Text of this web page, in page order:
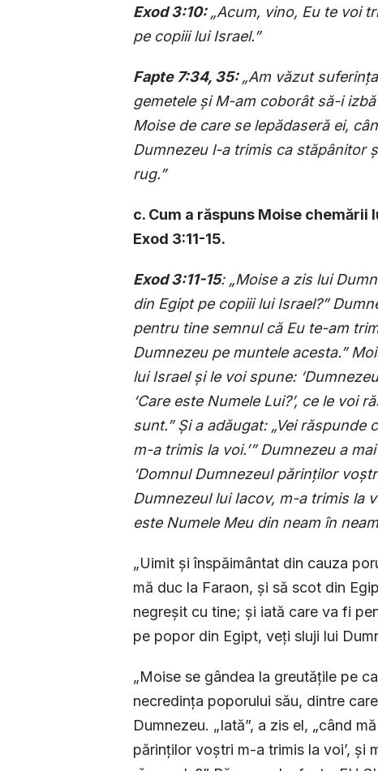
Exod 3:10: „Acum, vino, Eu te voi
pe copiii lui Israel.”
Fapte 7:34, 35: „Am văzut suferinț
gemetele și M-am coborât să-i
Moise de care se lepădaseră ei,
Dumnezeu l-a trimis ca stăpânitorș
rug.”
c. Cum a răspuns Moise chemării
Exod 3:11-15.
Exod 3:11-15: „Moise a zis lui
din Egipt pe copiii lui Israel?”
pentru tine semnul că Eu te-am
Dumnezeu pe muntele acesta.”
lui Israelși le voi spune:
‘Care este Numele Lui?’, ce le voi
sunt.”Și a adăugat: „Vei răspunde
m-a trimis la voi.’” Dumnezeu a
‘Domnul Dumnezeul părinților voș
Dumnezeul lui Iacov, m-a trimis la
este Numele Meu din neam în
„Uimit și înspăimântat din cauza
mă duc la Faraon, și să scot din
negreșit cu tine; și iată care va fi
pe popor din Egipt, veți sluji lui
„Moise se gândea la greutățile pe
necredința poporului său, dintre
Dumnezeu. „Iată”, a zis el, „când
părinților voștri m-a trimis la voi’, și